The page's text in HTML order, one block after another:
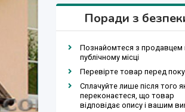
Поради з
Познайомтеся з продавцем
публічному місці
Перевірте товар перед
Сплачуйте лише після того
переконаєтеся, що товар
відповідає опису і вашим